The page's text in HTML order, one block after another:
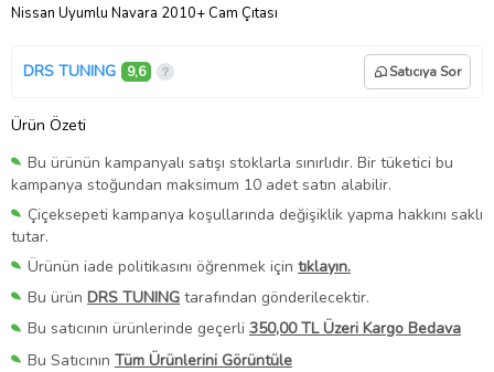
Nissan Uyumlu Navara 2010+ Cam Çıtası
DRS TUNING 9,6 Satıcıya Sor
Ürün Özeti
Bu ürünün kampanyalı satışı stoklarla sınırlıdır. Bir tüketici bu
kampanya stoğundan maksimum 10 adet satın alabilir.
Çiçeksepeti kampanya koşullarında değişiklik yapma hakkını saklı
tutar.
Ürünün iade politikasını öğrenmek için tıklayın.
Bu ürün DRS TUNING tarafından gönderilecektir.
Bu satıcının ürünlerinde geçerli 350,00 TL Üzeri Kargo Bedava
Bu Satıcının Tüm Ürünlerini Görüntüle